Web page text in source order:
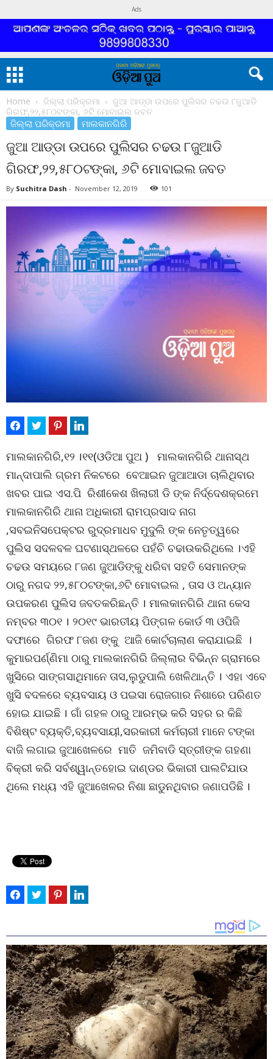
Ads
Home ଜିଲ୍ଲା ପରିକ୍ରମା
ଜୁଆ ଆଡ୍ଡା ଉପରେ ପୁଲିସର ଚଢଉ ୮ଜୁଆଡି
ଗିରଫ,୨୨,୫୮୦ଟଙ୍କା, ୬ଟି ମୋବାଇଲ ଜବତ
ଜିଲ୍ଲା ପରିକ୍ରମା ମାଲକାନଗିରି
ଜୁଆ ଆଡ୍ଡା ଉପରେ ପୁଲିସର ଚଢଉ ୮ଜୁଆଡି
ଗିରଫ,୨୨,୫୮୦ଟଙ୍କା, ୬ଟି ମୋବାଇଲ ଜବତ
By Suchitra Dash - November 12, 2019 101
ମାଲକାନଗିରି,୧୨ ।୧୧(ଓଡିଆ ପୁଅ ) ମାଲକାନଗିରି ଥାନାସ୍ଥ
ମାନ୍ଦାପାଲି ଗ୍ରମ ନିକଟରେ ବେଆଇନ ଜୁଆଆଡା ଚାଲିଥିବାର
ଖବର ପାଇ ଏସ.ପି ରିଶୀକେଶ ଖିଲାରୀ ଡି ଙ୍କ ନିର୍ଦ୍ଦେଶକ୍ରମେ
ମାଲକାନଗିରି ଥାନା ଅଧିକାରୀ ରାମପ୍ରସାଦ ନାଗ
,ସବଇନିସପେକ୍ଟର ରୁଦ୍ରମାଧବ ମୁଦୁଲି ଙ୍କ ନେତୃତ୍ୱରେ
ପୁଲିସ ସଦଳବଳ ଘଟଣାସ୍ଥଳରେ ପହଁଚି ଚଢାଉକରିଥିଲେ ।ଏହି
ଚଢଉ ସମୟରେ ୮ଜଣ ଜୁଆଡିଙ୍କୁ ଧରିବା ସହତି ସେମାନଙ୍କ
ଠାରୁ ନଗଦ ୨୨,୫୮୦ଟଙ୍କା,୬ଟି ମୋବାଇଲ , ତାସ ଓ ଅନ୍ୟାନ
ଉପକରଣ ପୁଲିସ ଜବତକରିଛନ୍ତି । ମାଲକାନଗିରି ଥାନା କେସ
ନମ୍ବର ୩୦୧ । ୨୦୧୯ ଭାରତୀୟ ପିଙ୍ଗଳ କୋର୍ଡ ୩ ଓପିଜି
ଦଫାରେ ଗିରଫ ୮ଜଣ ଙ୍କୁ ଆଜି କୋର୍ଟଚାଲାଣ କରାଯାଇଛି ।
କୁମାରପର୍ଣ୍ଣିମା ଠାରୁ ମାଲକାନଗିରି ଜିଲ୍ଲାର ବିଭିନ୍ନ ଗ୍ରାମରେ
ଖୁସିରେ ସାଙ୍ଗସାଥିମାନେ ତାସ,ଲୁଡୁପାଲି ଖେଳିଥାନ୍ତି । ଏହା ଏବେ
ଖୁସି ବଦଳରେ ବ୍ୟବସାୟ ଓ ପଇସା ରୋଜଗାର ନିଶାରେ ପରିଣତ
ହୋଇ ଯାଇଛି । ଗାଁ ଗହଳ ଠାରୁ ଆରମ୍ଭ କରି ସହର ର କିଛି
ବିଶିଷ୍ଟ ବ୍ୟକ୍ତି,ବ୍ୟବସାୟୀ,ସରକାରୀ କର୍ମଚାରୀ ମାନେ ଟଙ୍କା
ବାଜି ଲଗାଇ ଜୁଆଖେଳରେ ମାତି ଜମିବାଡି ସ୍ତ୍ରୀଙ୍କ ଗହଣା
ବିକ୍ରୀ କରି ସର୍ବଶ୍ୱାନ୍ତହୋଇ ଦାଣ୍ଡର ଭିକାରୀ ପାଲଟିଯାଉ
ଥିଲେ ମଧ୍ୟ ଏହି ଜୁଆଖେଳର ନିଶା ଛାଡୁନଥିବାର ଜଣାପଡିଛି ।